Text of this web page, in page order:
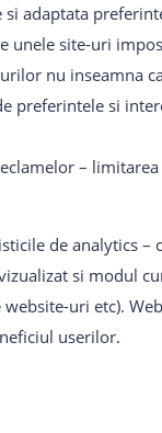
adaptata
unele site-uri
nu inseamna
preferintele si
–
de analytics
si modul
uri etc).
userilor.